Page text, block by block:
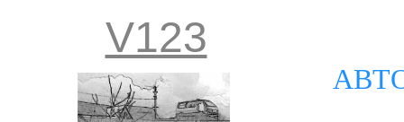
V123